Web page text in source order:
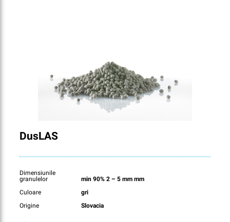
DusLAS
Dimensiunile
granulelor
min 90% 2 – 5 mm mm
Culoare
gri
Origine
Slovacia